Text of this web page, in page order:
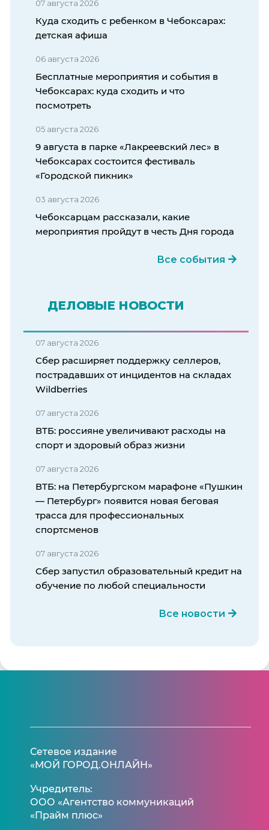
07 августа 2026
Куда сходить с ребенком в Чебоксарах:
детская афиша
06 августа 2026
Бесплатные мероприятия и события в
Чебоксарах: куда сходить и что
посмотреть
05 августа 2026
9 августа в парке «Лакреевский лес» в
Чебоксарах состоится фестиваль
«Городской пикник»
03 августа 2026
Чебоксарцам рассказали, какие
мероприятия пройдут в честь Дня города
Все события
ДЕЛОВЫЕ НОВОСТИ
07 августа 2026
Сбер расширяет поддержку селлеров,
пострадавших от инцидентов на складах
Wildberries
07 августа 2026
ВТБ: россияне увеличивают расходы на
спорт и здоровый образ жизни
07 августа 2026
ВТБ: на Петербургском марафоне «Пушкин
— Петербург» появится новая беговая
трасса для профессиональных
спортсменов
07 августа 2026
Сбер запустил образовательный кредит на
обучение по любой специальности
Все новости
Сетевое издание
«МОЙ ГОРОД.ОНЛАЙН»
Учредитель:
ООО «Агентство коммуникаций
«Прайм плюс»